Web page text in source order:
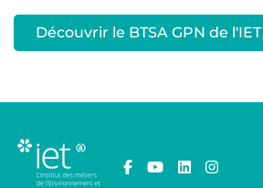
Découvrir le BTSA GPN de l'IET